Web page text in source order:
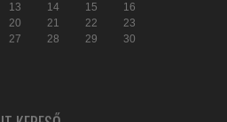
13 14 15
16
20 21 22
23
27 28 29
30